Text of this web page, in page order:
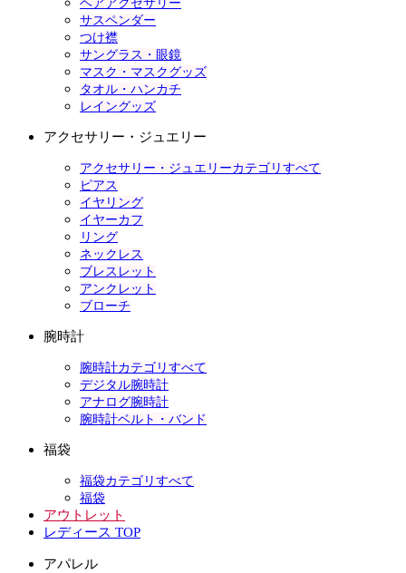
ヘアアクセサリー
サスペンダー
つけ襟
サングラス・眼鏡
マスク・マスクグッズ
タオル・ハンカチ
レイングッズ
アクセサリー・ジュエリー
アクセサリー・ジュエリーカテゴリすべて
ピアス
イヤリング
イヤーカフ
リング
ネックレス
ブレスレット
アンクレット
ブローチ
腕時計
腕時計カテゴリすべて
デジタル腕時計
アナログ腕時計
腕時計ベルト・バンド
福袋
福袋カテゴリすべて
福袋
アウトレット
レディース TOP
アパレル